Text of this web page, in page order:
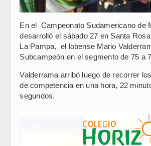
En el Campeonato Sudamericano de
desarrolló el sábado 27 en Santa
La Pampa, el lobense Mario
Subcampeón en el segmento de 75 a
Valderrama arribó luego de recorrer
de competencia en una hora, 22
segundos.